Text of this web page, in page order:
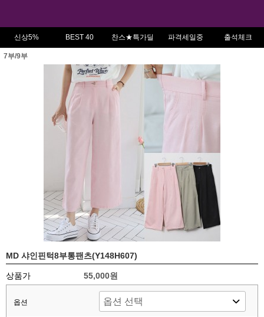
신상5% BEST 40 찬스★특가딜 파격세일중 출석체크
7부/9부
MD 샤인핀턱8부통팬츠(Y148H607)
상품가 55,000원
옵션